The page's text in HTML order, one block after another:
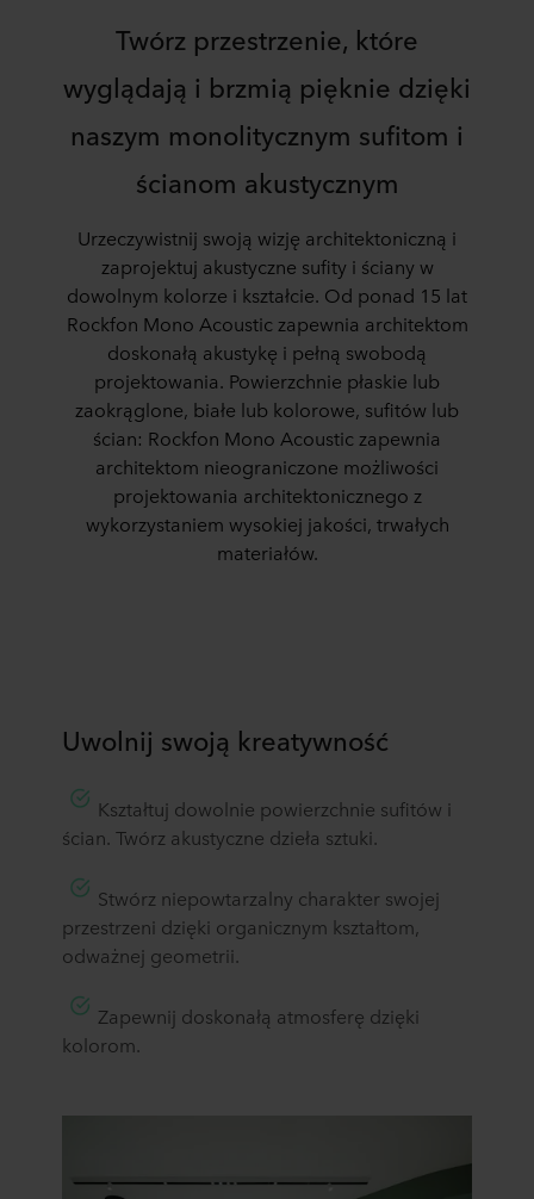
Twórz przestrzenie, które
wyglądają i brzmią pięknie dzięki
naszym monolitycznym sufitom i
ścianom akustycznym
Urzeczywistnij swoją wizję architektoniczną i
zaprojektuj akustyczne sufity i ściany w
dowolnym kolorze i kształcie. Od ponad 15 lat
Rockfon Mono Acoustic zapewnia architektom
doskonałą akustykę i pełną swobodą
projektowania. Powierzchnie płaskie lub
zaokrąglone, białe lub kolorowe, sufitów lub
ścian: Rockfon Mono Acoustic zapewnia
architektom nieograniczone możliwości
projektowania architektonicznego z
wykorzystaniem wysokiej jakości, trwałych
materiałów.
Uwolnij swoją kreatywność
Kształtuj dowolnie powierzchnie sufitów i
ścian. Twórz akustyczne dzieła sztuki.
Stwórz niepowtarzalny charakter swojej
przestrzeni dzięki organicznym kształtom,
odważnej geometrii.
Zapewnij doskonałą atmosferę dzięki
kolorom.